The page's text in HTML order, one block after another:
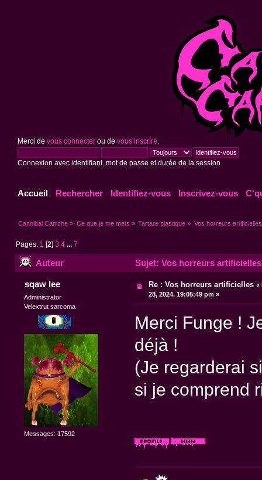
Merci de vous connecterou de vous inscrire
Connexion avec identifiant, mot de passe et durée de la session
Accueil Rechercher Identifiez-vous Inscrivez-vous
Cannibal Caniche » Ce que je me mets » Tartare plastique » Vos horreurs artificielles
Pages: 1 [2]3 4 ...7
Auteur Sujet: Vos horreurs
sqaw lee
Administrator
Velextrut sarcoma
Messages: 17592
Re : Vos horreurs artificielles «
28, 2024, 19:05:49 pm »
Merci Funge !
déjà !
(Je regarderai
si je comprend